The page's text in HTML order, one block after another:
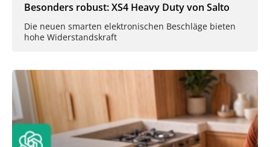
Besonders robust: XS4 Heavy Duty von Salto
Die neuen smarten elektronischen Beschläge bieten
hohe Widerstandskraft